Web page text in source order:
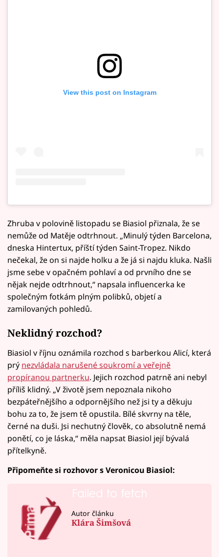
View this post on Instagram
Zhruba v polovině listopadu se Biasiol přiznala, že se
nemůže od Matěje odtrhnout. „Minulý týden Barcelona,
dneska Hintertux, příští týden Saint-Tropez. Nikdo
nečekal, že on si najde holku a že já si najdu kluka. Našli
jsme sebe v opačném pohlaví a od prvního dne se
nějak nejde odtrhnout,“ napsala influencerka ke
společným fotkám plným polibků, objetí a
zamilovaných pohledů.
Neklidný rozchod?
Biasiol v říjnu oznámila rozchod s barberkou Alicí, která
prý nezvládala narušené soukromí a veřejně
propíranou partnerku. Jejich rozchod patrně ani nebyl
příliš klidný. „V životě jsem nepoznala nikoho
bezpáteřnějšího a odpornějšího než jsi ty a děkuju
bohu za to, že jsem tě opustila. Bílé skvrny na těle,
černé na duši. Jsi nechutný člověk, co absolutně nemá
ponětí, co je láska,“ měla napsat Biasiol její bývalá
přítelkyně.
Připomeňte si rozhovor s Veronicou Biasiol:
Failed to fetch
Autor článku
Klára Šimšová